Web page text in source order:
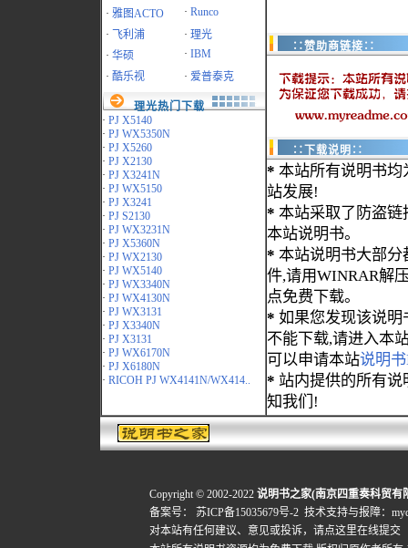
· 雅图ACTO · Runco
·
飞利浦 · 理光
· 华硕 · IBM
· 酷乐视 · 爱普泰克
理光热门下载
· PJ X5140
· PJ WX5350N
· PJ X5260
· PJ X2130
· PJ X3241N
· PJ WX5150
· PJ X3241
· PJ S2130
· PJ WX3231N
· PJ X5360N
· PJ WX2130
· PJ WX5140
· PJ WX3340N
· PJ WX4130N
· PJ WX3131
· PJ X3340N
· PJ X3131
· PJ WX6170N
· PJ X6180N
· RICOH PJ WX4141N/WX414..
∷赞助商链接∷
∷下载说明∷
* 本站所有说明书均
站发展!
* 本站采取了防盗链
本站说明书。
* 本站说明书大部分
件,请用WINRAR解
点免费下载。
* 如果您发现该说明
不能下载,请进入本
可以申请本站说明
* 站内提供的所有
知我们!
Copyright © 2002-2022 说明书之家(南京四重奏科贸有
备案号：
苏ICP备15035679号-2 技术支持与报障：
对本站有任何建议、意见或投诉， 请点这里在线提交